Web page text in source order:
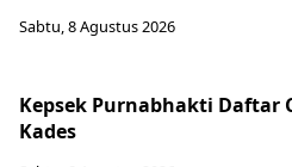
Sabtu, 8 Agustus 2026
Kepsek Purnabhakti Daftar
Kades